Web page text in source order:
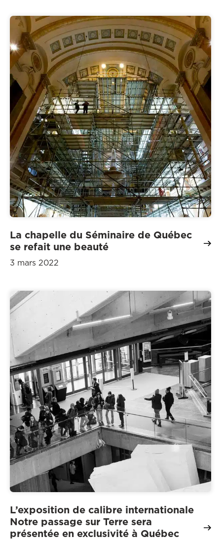
La chapelle du Séminaire de Québec
se refait une beauté
3 mars 2022
L’exposition de calibre internationale
Notre passage sur Terre sera
présentée en exclusivité à Québec